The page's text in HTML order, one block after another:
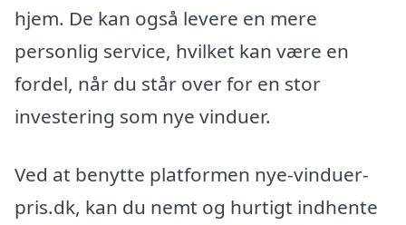
hjem. De kan også levere en mere
personlig service, hvilket kan være en
fordel, når du står over for en stor
investering som nye vinduer.
Ved at benytte platformen nye-vinduer-
pris.dk, kan du nemt og hurtigt indhente